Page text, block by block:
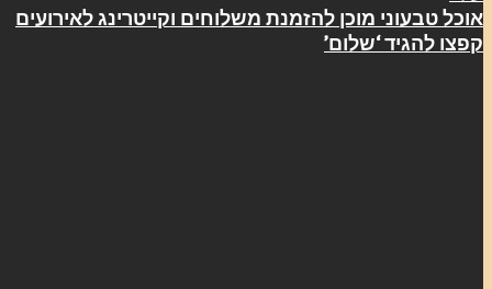
אוכל טבעוני מוכן להזמנת משלוחים וקייטרינג לאירועים
קפצו להגיד ‘שלום’